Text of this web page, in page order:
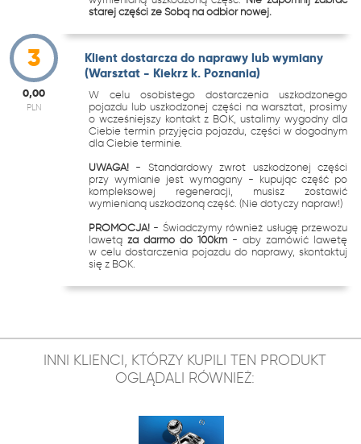
starej części ze Sobą na odbiór nowej.
3
0,00
PLN
Klient dostarcza do naprawy lub wymiany
(Warsztat - Kiekrz k. Poznania)
W celu osobistego dostarczenia uszkodzonego
pojazdu lub uszkodzonej części na warsztat, prosimy
o wcześniejszy kontakt z BOK, ustalimy wygodny dla
Ciebie termin przyjęcia pojazdu, części w dogodnym
dla Ciebie terminie.
UWAGA! - Standardowy zwrot uszkodzonej części
przy wymianie jest wymagany - kupując część po
kompleksowej regeneracji, musisz zostawić
wymienianą uszkodzoną część. (Nie dotyczy napraw!)
PROMOCJA! - Świadczymy również usługę przewozu
lawetąza darmo do 100km - aby zamówić lawetę
w celu dostarczenia pojazdu do naprawy, skontaktuj
się z BOK.
INNI KLIENCI, KTÓRZY KUPILI TEN PRODUKT
OGLĄDALI RÓWNIEŻ: